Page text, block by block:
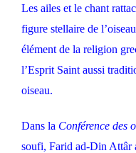
Les ailes et le chant
figure stellaire de
élément de la religion
l’Esprit Saint aussi
oiseau.
Dans la Conférence des
soufi, Farid ad-Din Attâr